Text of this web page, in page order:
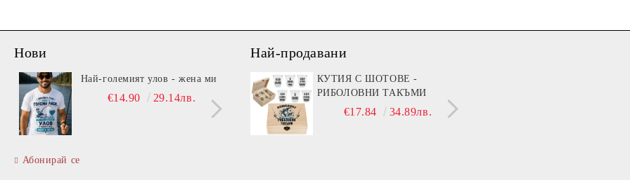
Нови
Най-големият улов - жена ми
€14.90 29.14лв.
Витамин B (Beer)
€13.90 27.19лв.
Абонирай се
Най-продавани
КУТИЯ С ШОТОВЕ -
РИБОЛОВНИ ТАКЪМИ
€17.84 34.89лв.